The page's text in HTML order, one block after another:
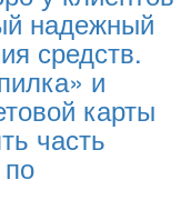
надежный
средств.
и
карты
часть